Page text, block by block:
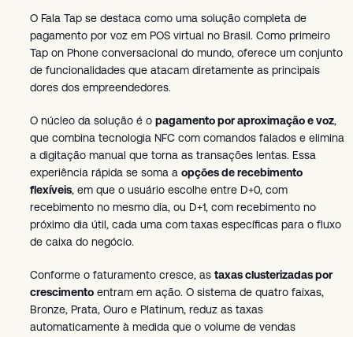
O Fala Tap se destaca como uma solução completa de
pagamento por voz em POS virtual no Brasil. Como primeiro
Tap on Phone conversacional do mundo, oferece um conjunto
de funcionalidades que atacam diretamente as principais
dores dos empreendedores.
O núcleo da solução é o pagamento por aproximação e voz,
que combina tecnologia NFC com comandos falados e elimina
a digitação manual que torna as transações lentas. Essa
experiência rápida se soma a opções de recebimento
flexíveis, em que o usuário escolhe entre D+0, com
recebimento no mesmo dia, ou D+1, com recebimento no
próximo dia útil, cada uma com taxas específicas para o fluxo
de caixa do negócio.
Conforme o faturamento cresce, as taxas clusterizadas por
crescimento entram em ação. O sistema de quatro faixas,
Bronze, Prata, Ouro e Platinum, reduz as taxas
automaticamente à medida que o volume de vendas